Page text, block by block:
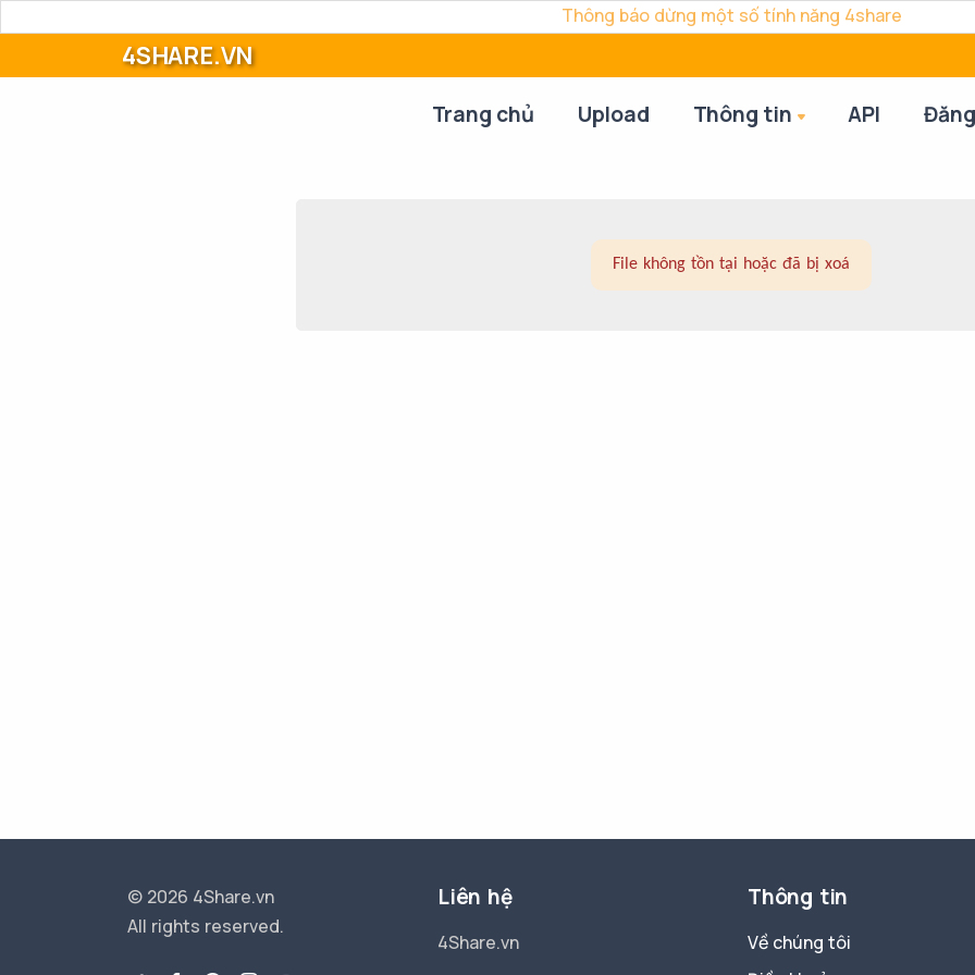
Thông báo dừng một số tính năng 4share
4SHARE.VN
Trang chủ Upload Thông tin API
File không tồn tại hoặc đã bị xoá
© 2026 4Share.vn
All rights reserved.
Liên hệ
4Share.vn
Thông tin
Về chúng tôi